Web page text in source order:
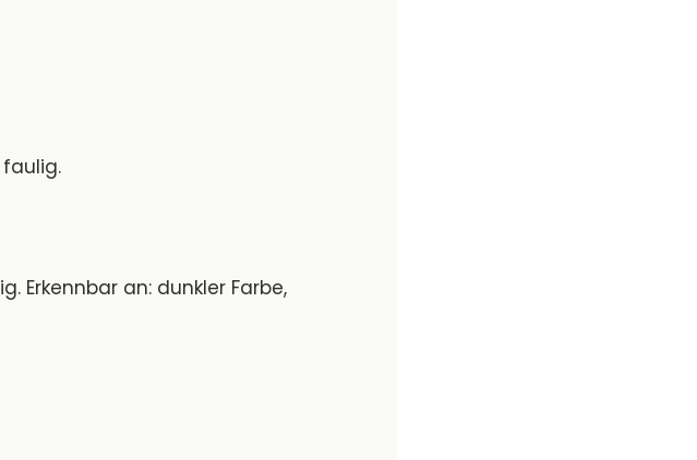
Erkennbar an: dunkler Farbe,